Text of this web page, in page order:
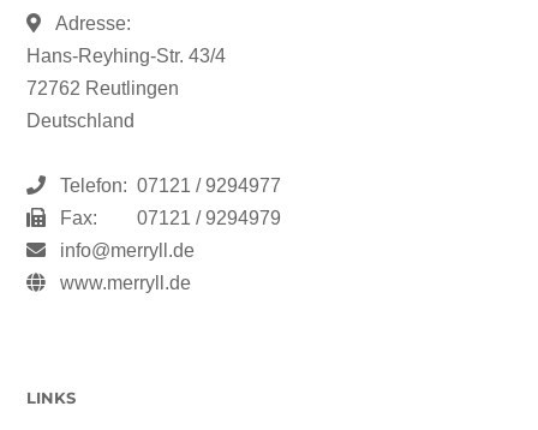
Adresse:
Hans-Reyhing-Str. 43/4
72762 Reutlingen
Deutschland
Telefon: 07121 / 9294977
Fax:
07121 / 9294979
info@merryll.de
www.merryll.de
LINKS